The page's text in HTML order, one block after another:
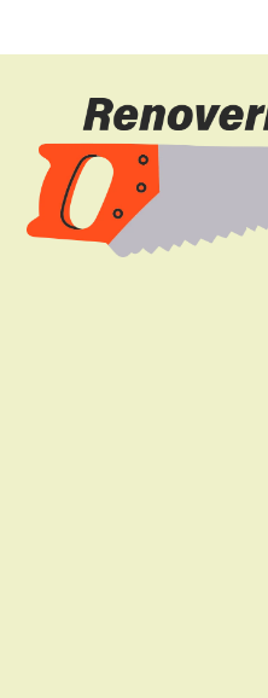
RENOVERA DIN HALL
RENOVERA SJÄLV
BLOGG